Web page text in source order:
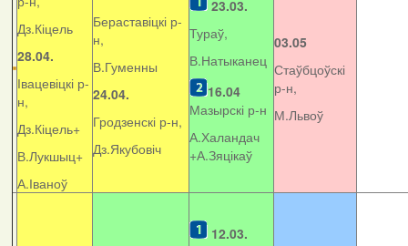
Дз.Кіцель
28.04.
Івацевіцкі р-
н,
Дз.Кіцель+
В.Лукшыц+
А.Іваноў
Бераставіцкі р-
н,
В.Гуменны
24.04.
Гродзенскі р-н,
Дз.Якубовіч
23.03.
Тураў,
В.Натыканец
16.04
Мазырскі р-н
А.Халандач
+А.Зяцікаў
03.05
Стаўбцоўскі
р-н,
М.Львоў
12.03.